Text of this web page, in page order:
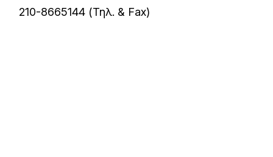
210-8665144 (Τηλ. & Fax)